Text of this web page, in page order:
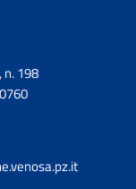
198